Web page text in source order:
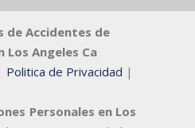
de Accidentes de
Angeles Ca
Politica de Privacidad |
Personales en Los